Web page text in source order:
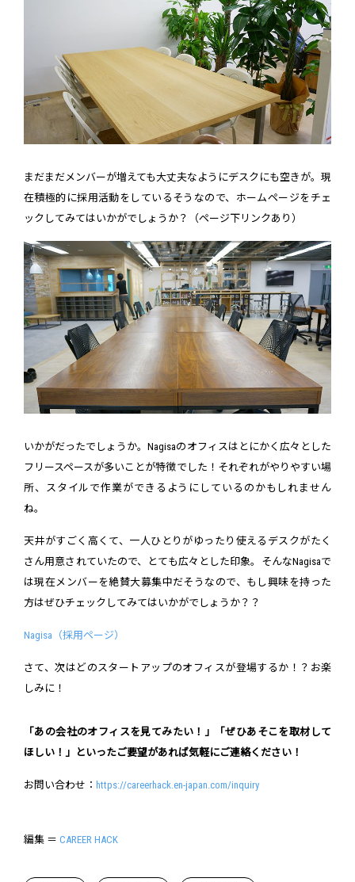
まだまだメンバーが増えても大丈夫なようにデスクにも空きが。現
在積極的に採用活動をしているそうなので、ホームページをチェ
ックしてみてはいかがでしょうか？（ページ下リンクあり）
いかがだったでしょうか。Nagisaのオフィスはとにかく広々とした
フリースペースが多いことが特徴でした！それぞれがやりやすい場
所、スタイルで作業ができるようにしているのかもしれません
ね。
天井がすごく高くて、一人ひとりがゆったり使えるデスクがたく
さん用意されていたので、とても広々とした印象。そんなNagisaで
は現在メンバーを絶賛大募集中だそうなので、もし興味を持った
方はぜひチェックしてみてはいかがでしょうか？？
Nagisa（採用ページ）
さて、次はどのスタートアップのオフィスが登場するか！？お楽
しみに！
「あの会社のオフィスを見てみたい！」「ぜひあそこを取材して
ほしい！」といったご要望があれば気軽にご連絡ください！
お問い合わせ： https://careerhack.en-japan.com/inquiry
編集 ＝ CAREER HACK